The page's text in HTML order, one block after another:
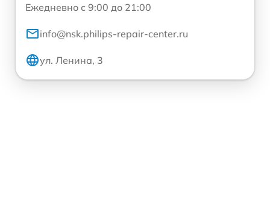
Ежедневно с 9:00 до 21:00
info@nsk.philips-repair-center.ru
ул. Ленина, 3